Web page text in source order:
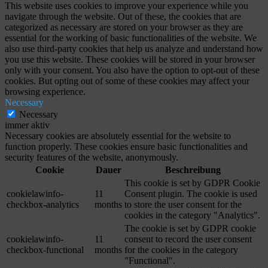
This website uses cookies to improve your experience while you
navigate through the website. Out of these, the cookies that are
categorized as necessary are stored on your browser as they are
essential for the working of basic functionalities of the website. We
also use third-party cookies that help us analyze and understand how
you use this website. These cookies will be stored in your browser
only with your consent. You also have the option to opt-out of these
cookies. But opting out of some of these cookies may affect your
browsing experience.
Necessary
Necessary
immer aktiv
Necessary cookies are absolutely essential for the website to
function properly. These cookies ensure basic functionalities and
security features of the website, anonymously.
Cookie
Dauer Beschreibung
cookielawinfo-
checkbox-analytics
11
months
This cookie is set by GDPR Cookie
Consent plugin. The cookie is used
to store the user consent for the
cookies in the category "Analytics".
cookielawinfo-
checkbox-functional
11
months
The cookie is set by GDPR cookie
consent to record the user consent
for the cookies in the category
"Functional".